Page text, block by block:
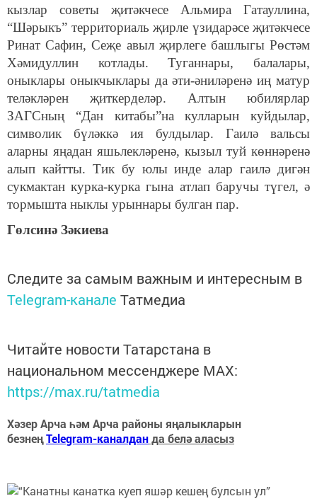
кызлар советы җитәкчесе Альмира Гатауллина,
“Шәрыкъ” территориаль җирле үзидарәсе җитәкчесе
Ринат Сафин, Сеҗе авыл җирлеге башлыгы Рөстәм
Хәмидуллин котлады. Туганнары, балалары,
оныклары оныкчыклары да әти-әниләренә иң матур
теләкләрен җиткерделәр. Алтын юбилярлар
ЗАГСның “Дан китабы”на кулларын куйдылар,
символик бүләккә ия булдылар. Гаилә вальсы
аларны яңадан яшьлекләренә, кызыл туй көннәренә
алып кайтты. Тик бу юлы инде алар гаилә дигән
сукмактан курка-курка гына атлап баручы түгел, ә
тормышта ныклы урыннары булган пар.
Гөлсинә Зәкиева
Следите за самым важным и интересным в
Telegram-канале Татмедиа
Читайте новости Татарстана в
национальном мессенджере MАХ:
https://max.ru/tatmedia
Хәзер Арча һәм Арча районы яңалыкларын
безнеңTelegram-каналданда белә аласыз